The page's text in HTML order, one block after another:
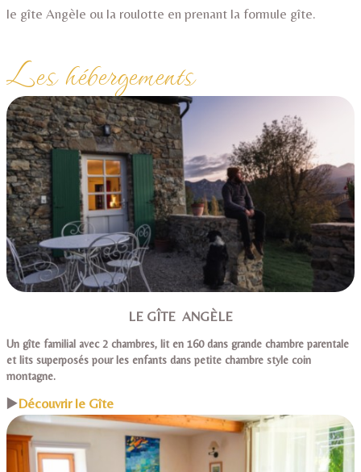
le gîte Angèle ou la roulotte en prenant la formule gîte.
Les hébergements
LE GÎTE ANGÈLE
Un gîte familial avec 2 chambres, lit en 160 dans grande chambre parentale
et lits superposés pour les enfants dans petite chambre style coin
montagne.
▶️Découvrir le Gîte